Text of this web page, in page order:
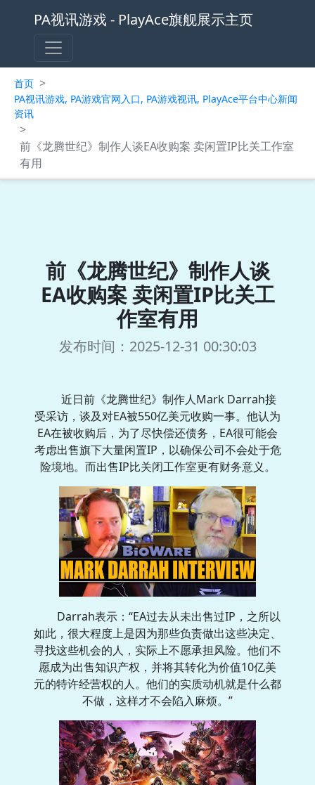
PA视讯游戏 - PlayAce旗舰展示主页
首页 >
PA视讯游戏, PA游戏官网入口, PA游戏视讯, PlayAce平台中心新闻
资讯
>
前《龙腾世纪》制作人谈EA收购案 卖闲置IP比关工作室
有用
前《龙腾世纪》制作人谈
EA收购案 卖闲置IP比关工
作室有用
发布时间：2025-12-31 00:30:03
近日前《龙腾世纪》制作人Mark Darrah接
受采访，谈及对EA被550亿美元收购一事。他认为
EA在被收购后，为了尽快偿还债务，EA很可能会
考虑出售旗下大量闲置IP，以确保公司不会处于危
险境地。而出售IP比关闭工作室更有财务意义。
Darrah表示：“EA过去从未出售过IP，之所以
如此，很大程度上是因为那些负责做出这些决定、
寻找这些机会的人，实际上不愿承担风险。他们不
愿成为出售知识产权，并将其转化为价值10亿美
元的特许经营权的人。他们的实质动机就是什么都
不做，这样才不会陷入麻烦。”